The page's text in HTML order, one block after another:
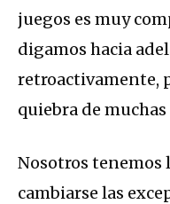
juegos es muy
digamos hacia
retroactivamente,
quiebra de muchas
Nosotros tenemos
cambiarse las